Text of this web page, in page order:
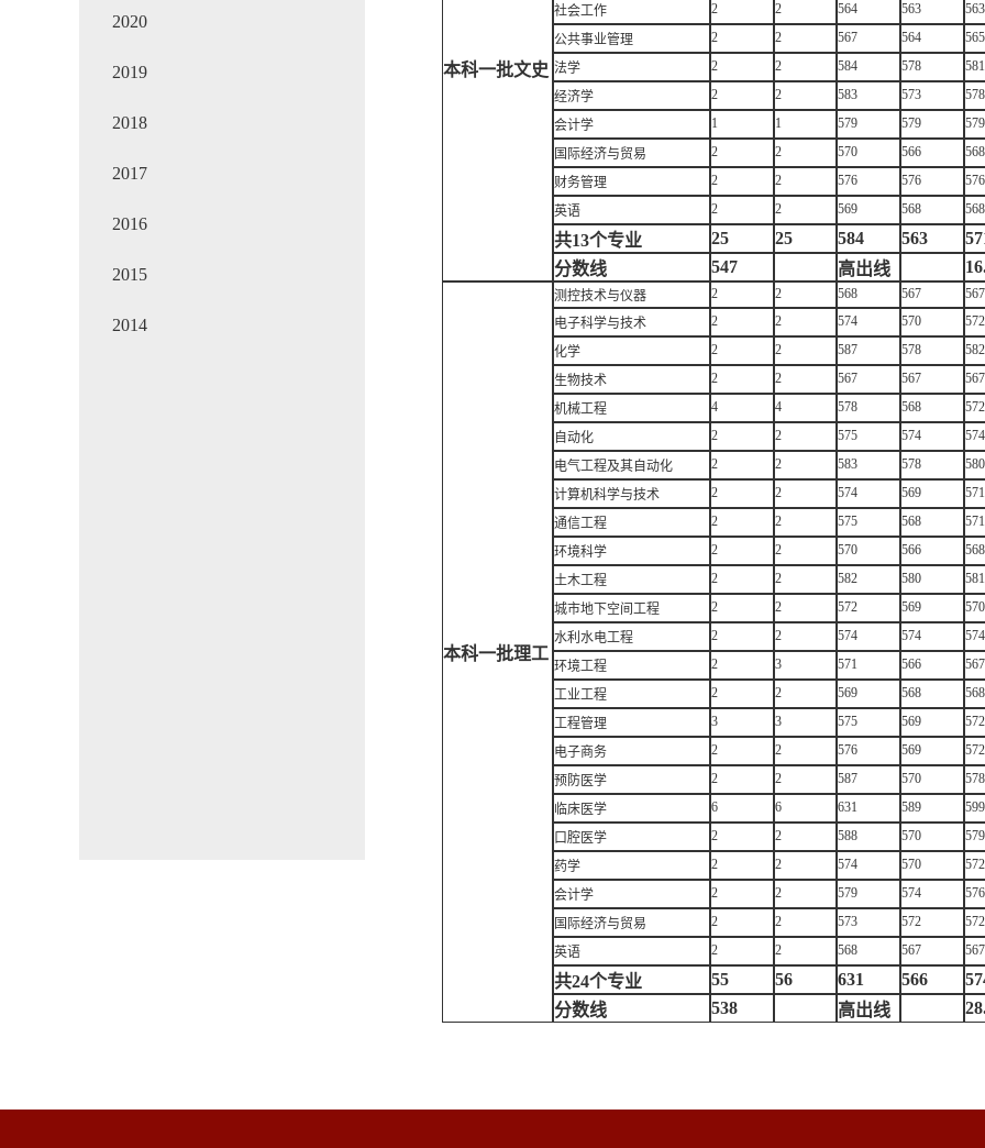
2020
2019
2018
2017
2016
2015
2014
本科一批文史
社会工作
2 2 564 563
公共事业管理
2 2 567 564
法学
2 2 584 578
经济学
2 2 583 573
会计学
1 1 579 579
国际经济与贸易
2 2 570 566
财务管理
2 2 576 576
英语
2 2 569 568
共13个专业 25 25 584 563
分数线
547 高出线
本科一批理工
测控技术与仪器 2 2 568 567
电子科学与技术
2 2 574 570
化学
2 2 587 578
生物技术
2 2 567 567
机械工程
4 4 578 568
自动化
2 2 575 574
电气工程及其自动化
2 2 583 578
计算机科学与技术
2 2 574 569
通信工程
2 2 575 568
环境科学
2 2 570 566
土木工程
2 2 582 580
城市地下空间工程
2 2 572 569
水利水电工程
2 2 574 574
环境工程
2 3 571 566
工业工程
2 2 569 568
工程管理
3 3 575 569
电子商务
2 2 576 569
预防医学
2 2 587 570
临床医学
6 6 631 589
口腔医学
2 2 588 570
药学
2 2 574 570
会计学
2 2 579 574
国际经济与贸易
2 2 573 572
英语
2 2 568 567
共24个专业 55 56 631 566
分数线
538 高出线